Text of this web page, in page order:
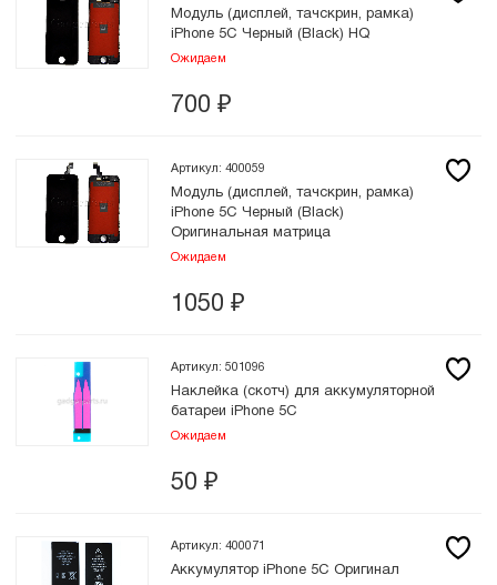
Модуль (дисплей, тачскрин, рамка)
iPhone 5C Черный (Black) HQ
Ожидаем
700 ₽
Артикул: 400059
Модуль (дисплей, тачскрин, рамка)
iPhone 5C Черный (Black)
Оригинальная матрица
Ожидаем
1050 ₽
Артикул: 501096
Наклейка (скотч) для аккумуляторной
батареи iPhone 5C
Ожидаем
50 ₽
Артикул: 400071
Аккумулятор iPhone 5C Оригинал